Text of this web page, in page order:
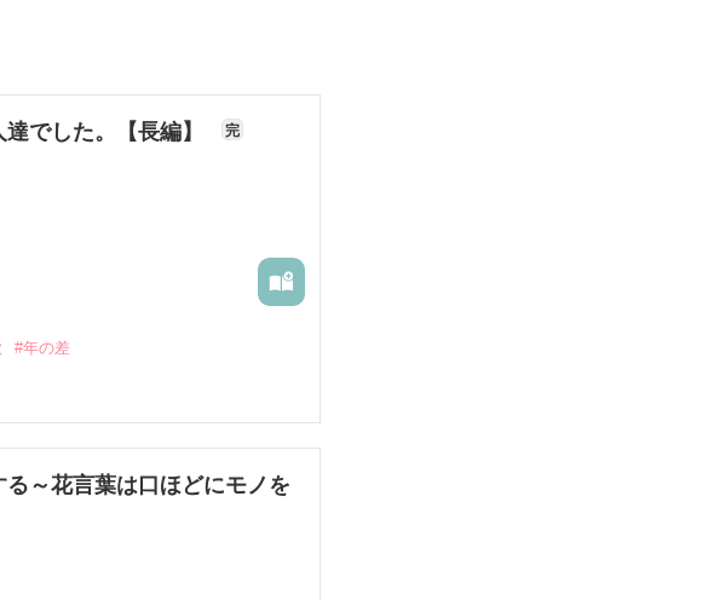
でした。【長編】 完
#年の差
～花言葉は口ほどにモノを